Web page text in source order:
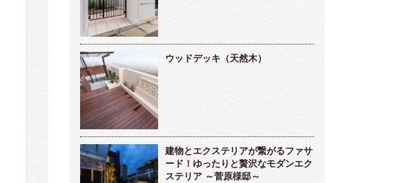
ウッドデッキ（天然木）
建物とエクステリアが繋がるファサ
ード！ゆったりと贅沢なモダンエク
ステリア ～菅原様邸～